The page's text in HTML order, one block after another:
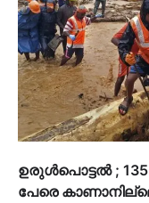
ഉരുള്‍പൊട്ടല്‍ ;
പേരെ